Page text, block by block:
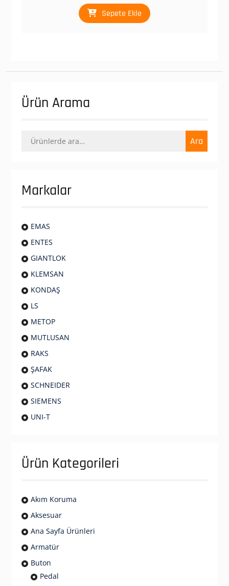
Sepete Ekle
Ürün Arama
Ara: Ara
Markalar
EMAS
ENTES
GIANTLOK
KLEMSAN
KONDAŞ
LS
METOP
MUTLUSAN
RAKS
ŞAFAK
SCHNEIDER
SIEMENS
UNI-T
Ürün Kategorileri
Akım Koruma
Aksesuar
Ana Sayfa Ürünleri
Armatür
Buton
Pedal